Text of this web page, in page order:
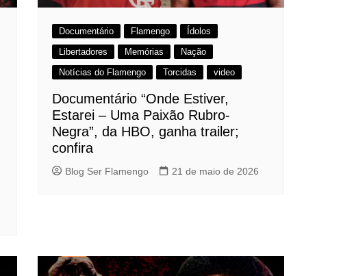
Documentário Flamengo
Ídolos
Libertadores
Memórias
Nação
Notícias do Flamengo
Torcidas video
Documentário “Onde Estiver,
Estarei – Uma Paixão Rubro-
Negra”, da HBO, ganha trailer;
confira
Blog Ser Flamengo 21 de maio de 2026